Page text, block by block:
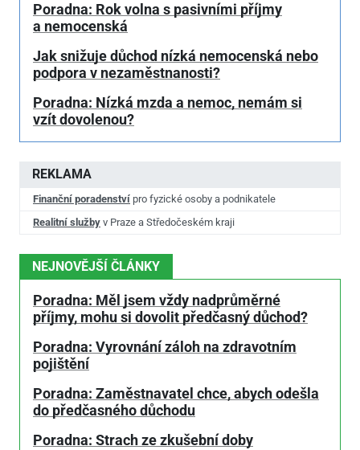
REKLAMA
Finanční poradenství pro fyzické osoby a podnikatele
Realitní služby v Praze a Středočeském kraji
NEJNOVĚJŠÍ ČLÁNKY
Poradna: Měl jsem vždy nadprůměrné
příjmy, mohu si dovolit předčasný důchod?
Poradna: Vyrovnání záloh na zdravotním
pojištění
Poradna: Zaměstnavatel chce, abych odešla
do předčasného důchodu
Poradna: Strach ze zkušební doby
Poradna: Rok volna s pasivními příjmy
a nemocenská
Jak snižuje důchod nízká nemocenská nebo
podpora v nezaměstnanosti?
Poradna: Nízká mzda a nemoc, nemám si
vzít dovolenou?